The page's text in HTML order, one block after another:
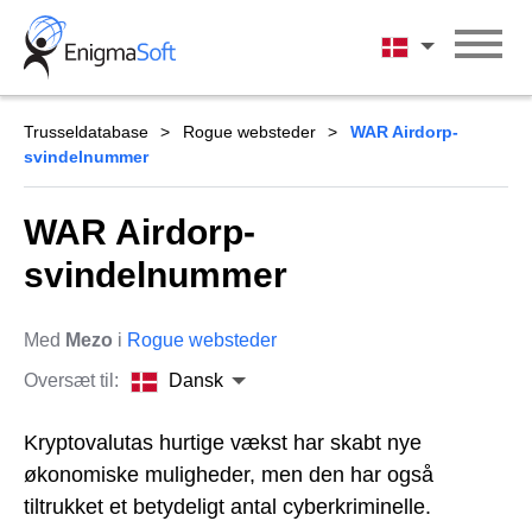
Skip
content
Dansk
Trusseldatabase Rogue websteder
WAR Airdorp-
svindelnummer
WAR Airdorp-
svindelnummer
Med Mezo i Rogue websteder
Oversæt til:
Dansk
Kryptovalutas hurtige vækst har skabt nye
økonomiske muligheder, men den har også
tiltrukket et betydeligt antal cyberkriminelle.